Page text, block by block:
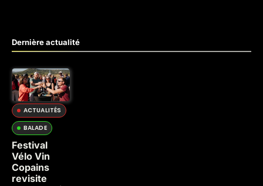
Dernière actualité
ACTUALITÉS
BALADE
Festival
Vélo Vin
Copains
revisite